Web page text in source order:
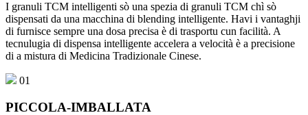
I granuli TCM intelligenti sò una spezia di granuli TCM chì sò
dispensati da una macchina di blending intelligente. Havi i vantaghji
di furnisce sempre una dosa precisa è di trasportu cun facilità. A
tecnulugia di dispensa intelligente accelera a velocità è a precisione
di a mistura di Medicina Tradizionale Cinese.
01
PICCOLA-IMBALLATA